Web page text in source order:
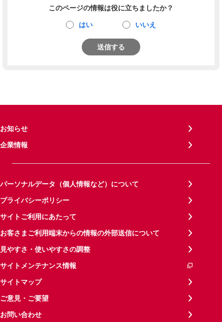
このページの情報は役に立ちましたか？
はい いいえ
送信する
お知らせ
企業情報
パーソナルデータ（個人情報など）について
プライバシーポリシー
サイトご利用にあたって
お客さまご利用端末からの情報の外部送信について
見やすさ・使いやすさの調整
サイトメンテナンス情報
サイトマップ
ご意見・ご要望
お問い合わせ